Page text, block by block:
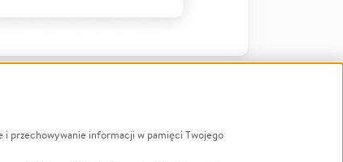
i przechowywanie informacji w pamięci Twojego